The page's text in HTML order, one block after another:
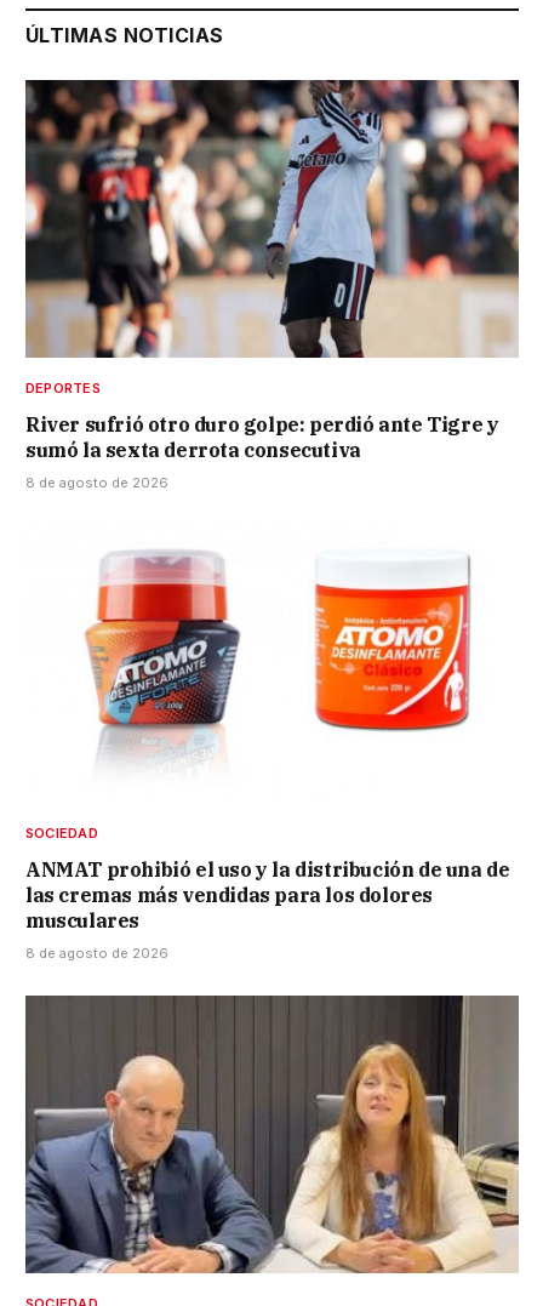
ÚLTIMAS NOTICIAS
DEPORTES
River sufrió otro duro golpe: perdió ante Tigre y
sumó la sexta derrota consecutiva
8 de agosto de 2026
SOCIEDAD
ANMAT prohibió el uso y la distribución de una de
las cremas más vendidas para los dolores
musculares
8 de agosto de 2026